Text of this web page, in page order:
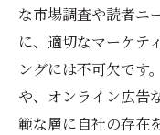
な市場調査や読者ニ
に、適切なマーケテ
ングには不可欠です
や、オンライン広告
範な層に自社の存在